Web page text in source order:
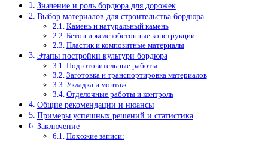
Значение и роль бордюра для дорожек
Выбор материалов для строительства бордюра
Камень и натуральный камень
Бетон и железобетонные конструкции
Пластик и композитные материалы
Этапы постройки культури бордюра
Подготовительные работы
Заготовка и транспортировка материалов
Укладка и монтаж
Отделочные работы и контроль
Общие рекомендации и нюансы
Примеры успешных решений и статистика
Заключение
Похожие записи: